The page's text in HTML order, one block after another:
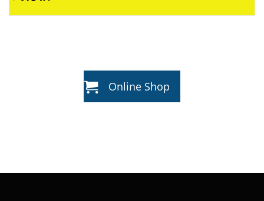
Online Shop